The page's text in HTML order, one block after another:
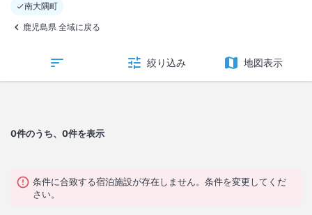
南大隅町
鹿児島県 全域に戻る
絞り込み 地図表示
0件のうち、0件を表示
条件に合致する宿泊施設が存在しません。条件を変更してくだ
さい。